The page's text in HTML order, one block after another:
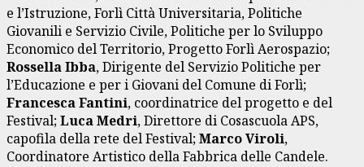
e l’Istruzione, Forlì Città Universitaria, Politiche
Giovanili e Servizio Civile, Politiche per lo Sviluppo
Economico del Territorio, Progetto Forlì Aerospazio;
Rossella Ibba, Dirigente del Servizio Politiche per
l’Educazione e per i Giovani del Comune di Forlì;
Francesca Fantini, coordinatrice del progetto e del
Festival; Luca Medri, Direttore di Cosascuola APS,
capofila della rete del Festival; Marco Viroli,
Coordinatore Artistico della Fabbrica delle Candele.